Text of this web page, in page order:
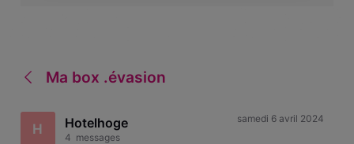
Ma box .évasion
H Hotelhoge
4 messages
samedi 6 avril 2024